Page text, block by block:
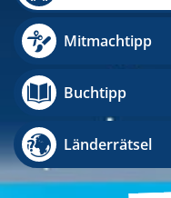
Mitmachtipp
Buchtipp
Länderrätsel